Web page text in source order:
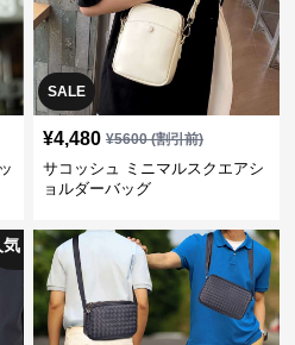
SALE
¥4,480 ¥5600(割引前)
サコッシュ ミニマルスクエアシ
ョルダーバッグ
気